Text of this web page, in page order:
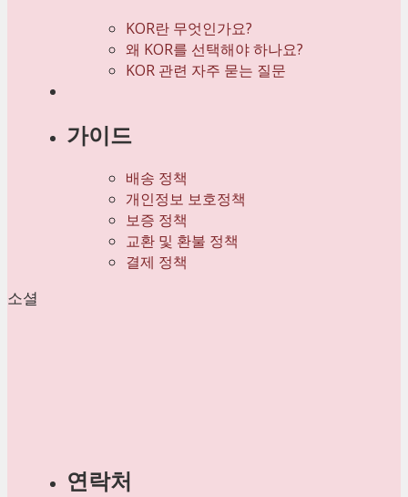
KOR란 무엇인가요?
왜 KOR를 선택해야 하나요?
KOR 관련 자주 묻는 질문
가이드
배송 정책
개인정보 보호정책
보증 정책
교환 및 환불 정책
결제 정책
소셜
연락처